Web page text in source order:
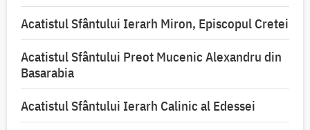
Acatistul Sfântului Ierarh Miron, Episcopul Cretei
Acatistul Sfântului Preot Mucenic Alexandru din
Basarabia
Acatistul Sfântului Ierarh Calinic al Edessei